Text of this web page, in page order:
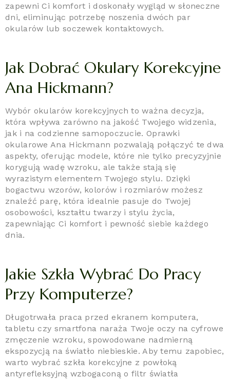
zapewni Ci komfort i doskonały wygląd w słoneczne
dni, eliminując potrzebę noszenia dwóch par
okularów lub soczewek kontaktowych.
Jak Dobrać Okulary Korekcyjne
Ana Hickmann?
Wybór okularów korekcyjnych to ważna decyzja,
która wpływa zarówno na jakość Twojego widzenia,
jak i na codzienne samopoczucie. Oprawki
okularowe Ana Hickmann pozwalają połączyć te dwa
aspekty, oferując modele, które nie tylko precyzyjnie
korygują wadę wzroku, ale także stają się
wyrazistym elementem Twojego stylu. Dzięki
bogactwu wzorów, kolorów i rozmiarów możesz
znaleźć parę, która idealnie pasuje do Twojej
osobowości, kształtu twarzy i stylu życia,
zapewniając Ci komfort i pewność siebie każdego
dnia.
Jakie Szkła Wybrać Do Pracy
Przy Komputerze?
Długotrwała praca przed ekranem komputera,
tabletu czy smartfona naraża Twoje oczy na cyfrowe
zmęczenie wzroku, spowodowane nadmierną
ekspozycją na światło niebieskie. Aby temu zapobiec,
warto wybrać szkła korekcyjne z powłoką
antyrefleksyjną wzbogaconą o filtr światła